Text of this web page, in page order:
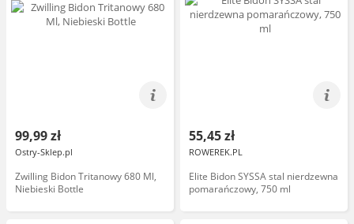
99,99 zł
Ostry-Sklep.pl
Zwilling Bidon Tritanowy 680 Ml,
Niebieski Bottle
55,45 zł
ROWEREK.PL
Elite Bidon SYSSA stal nierdzewna
pomarańczowy, 750 ml